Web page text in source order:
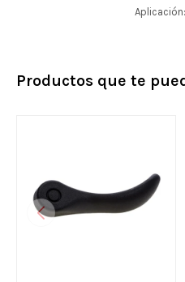
Productos que te